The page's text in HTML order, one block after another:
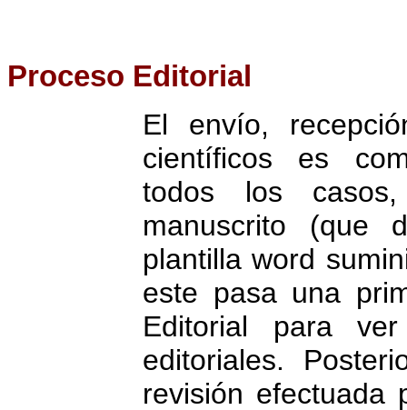
Proceso Editorial
El envío,
científicos es
todos los
manuscrito (que
plantilla word
este pasa una
Editorial para
editoriales.
revisión efectuada